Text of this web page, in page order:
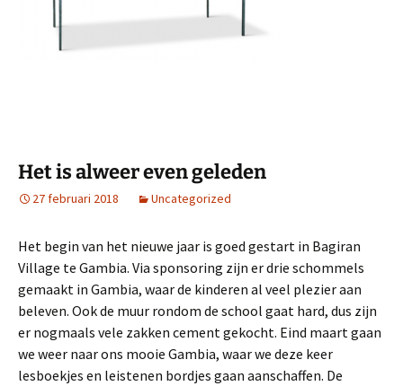
Het is alweer even geleden
27 februari 2018 Uncategorized
Het begin van het nieuwe jaar is goed gestart in Bagiran
Village te Gambia. Via sponsoring zijn er drie schommels
gemaakt in Gambia, waar de kinderen al veel plezier aan
beleven. Ook de muur rondom de school gaat hard, dus zijn
er nogmaals vele zakken cement gekocht. Eind maart gaan
we weer naar ons mooie Gambia, waar we deze keer
lesboekjes en leistenen bordjes gaan aanschaffen. De